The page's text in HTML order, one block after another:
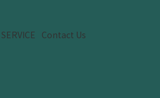
Contact Us